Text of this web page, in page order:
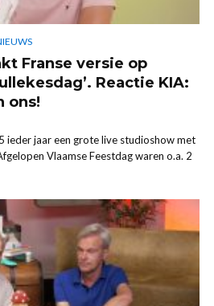
Franse versie op
Reactie KIA:
ons!
ieder jaar een grote live studioshow met
Vlaamse Feestdag waren o.a. 2